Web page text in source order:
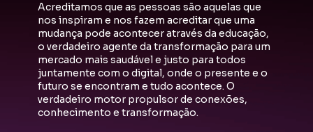
Acreditamos que as pessoas são aquelas que
nos inspiram e nos fazem acreditar que uma
mudança pode acontecer através da educação,
o verdadeiro agente da transformação para um
mercado mais saudável e justo para todos
juntamente com o digital, onde o presente e o
futuro se encontram e tudo acontece. O
verdadeiro motor propulsor de conexões,
conhecimento e transformação.